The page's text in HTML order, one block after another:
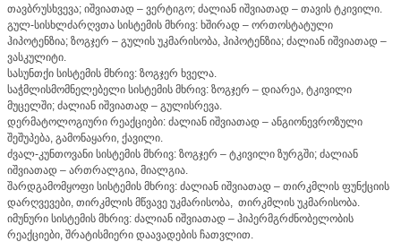
თავბრუსხვევა; იშვიათად – ვერტიგო; ძალიან იშვიათად – თავის ტკივილი.
გულ-სისხლძარღვთა სისტემის მხრივ: ხშირად – ორთოსტატული
ჰიპოტენზია; ზოგჯერ – გულის უკმარისობა, ჰიპოტენზია; ძალიან იშვიათად –
ვასკულიტი.
სასუნთქი სისტემის მხრივ: ზოგჯერ ხველა.
საჭმლისმომნელებელი სისტემის მხრივ: ზოგჯერ – დიარეა, ტკივილი
მუცელში; ძალიან იშვიათად – გულისრევა.
დერმატოლოგიური რეაქციები: ძალიან იშვიათად – ანგიონევროზული
შეშუპება, გამონაყარი, ქავილი.
ძვალ-კუნთოვანი სისტემის მხრივ: ზოგჯერ – ტკივილი ზურგში; ძალიან
იშვიათად – ართრალგია, მიალგია.
შარდგამომყოფი სისტემის მხრივ: ძალიან იშვიათად – თირკმლის ფუნქციის
დარღვევები, თირკმლის მწვავე უკმარისობა, თირკმლის უკმარისობა.
იმუნური სისტემის მხრივ: ძალიან იშვიათად – ჰიპერმგრძნობელობის
რეაქციები, შრატისმიერი დაავადების ჩათვლით.